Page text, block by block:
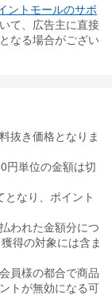
ントモールのサポ
て、広告主に直接
なる場合がござい
抜き価格となりま
円単位の金額は切
なり、ポイント
われた金額分につ
得の対象には含ま
員様の都合で商品
トが無効になる可